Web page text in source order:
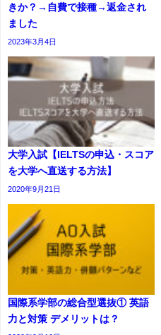
きか？→自費で接種→返金され
ました
2023年3月4日
大学入試【IELTSの申込・スコア
を大学へ直送する方法】
2020年9月21日
国際系学部の総合型選抜① 英語
力と対策 デメリットは？